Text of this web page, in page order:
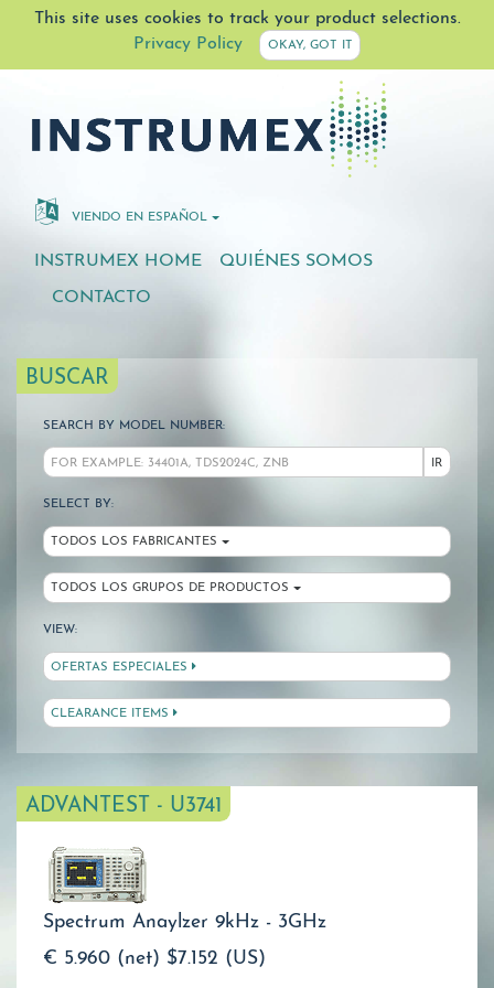
This site uses cookies to track your product selections.
Privacy Policy
OKAY, GOT IT
VIENDO EN ESPAÑOL
INSTRUMEX HOME QUIÉNES SOMOS
CONTACTO
BUSCAR
SEARCH BY MODEL NUMBER:
IR
SELECT BY:
TODOS LOS FABRICANTES
TODOS LOS GRUPOS DE PRODUCTOS
VIEW:
OFERTAS ESPECIALES
CLEARANCE ITEMS
ADVANTEST - U3741
Spectrum Anaylzer 9kHz - 3GHz
€ 5.960 (net) $7.152 (US)